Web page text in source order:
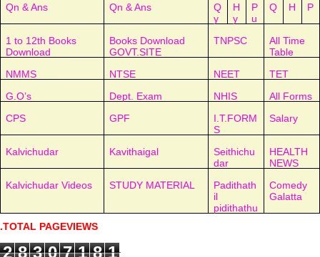
Qn & Ans
Qn & Ans
Q
y
H
y
P
u
Q H P
1 to 12th Books
Download
Books Download
GOVT.SITE
TNPSC
All Time
Table
NMMS
NTSE NEET
TET
G.O’s
Dept. Exam NHIS
All Forms
CPS
GPF
I.T.FORM
S
Salary
Kalvichudar Kavithaigal
Seithichu
dar
HEALTH
NEWS
Kalvichudar Videos
STUDY MATERIAL
Padithath
il
pidithathu
Comedy
Galatta
.TOTAL PAGEVIEWS
2 8 3 0 7 1 8 1